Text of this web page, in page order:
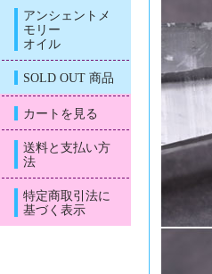
アンシェントメ
モリー
オイル
SOLD OUT 商品
カートを見る
送料と支払い方
法
特定商取引法に
基づく表示